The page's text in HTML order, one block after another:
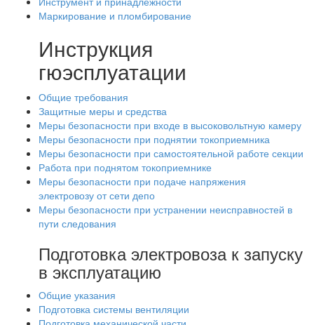
Маркирование и пломбирование
Инструкция
гюэсплуатации
Общие требования
Защитные меры и средства
Меры безопасности при входе в высоковольтную камеру
Меры безопасности при поднятии токоприемника
Меры безопасности при самостоятельной работе секции
Работа при поднятом токоприемнике
Меры безопасности при подаче напряжения
электровозу от сети депо
Меры безопасности при устранении неисправностей в
пути следования
Подготовка электровоза к запуску
в эксплуатацию
Общие указания
Подготовка системы вентиляции